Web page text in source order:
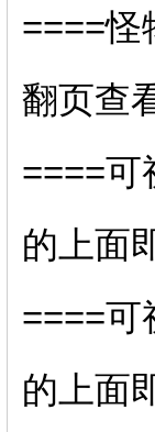
====怪
翻页查
====可
的上面
====可
的上面